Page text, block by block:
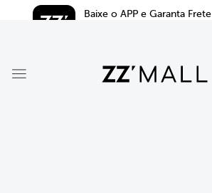
Baixe o APP e Garanta Frete